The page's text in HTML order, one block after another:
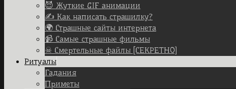
😈 Жуткие GIF анимации
✍ Как написать страшилку?
🌍 Страшные сайты интернета
📹 Самые страшные фильмы
☠ Смертельные файлы [СЕКРЕТНО]
Ритуалы
Гадания
Приметы